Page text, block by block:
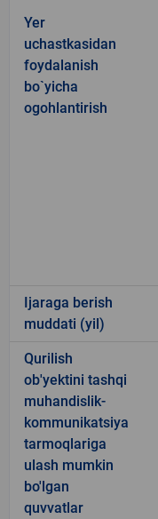
Yer
uchastkasidan
foydalanish
bo`yicha
ogohlantirish
Ijaraga berish
muddati (yil)
Qurilish
ob'yektini tashqi
muhandislik-
kommunikatsiya
tarmoqlariga
ulash mumkin
bo'lgan
quvvatlar